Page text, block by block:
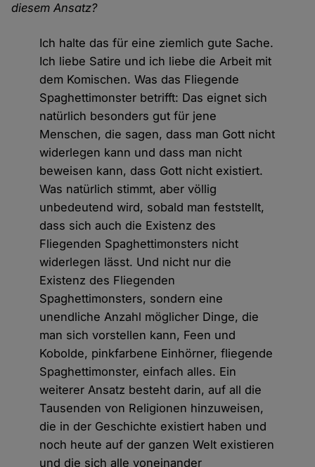
diesem Ansatz?
Ich halte das für eine ziemlich gute Sache.
Ich liebe Satire und ich liebe die Arbeit mit
dem Komischen. Was das Fliegende
Spaghettimonster betrifft: Das eignet sich
natürlich besonders gut für jene
Menschen, die sagen, dass man Gott nicht
widerlegen kann und dass man nicht
beweisen kann, dass Gott nicht existiert.
Was natürlich stimmt, aber völlig
unbedeutend wird, sobald man feststellt,
dass sich auch die Existenz des
Fliegenden Spaghettimonsters nicht
widerlegen lässt. Und nicht nur die
Existenz des Fliegenden
Spaghettimonsters, sondern eine
unendliche Anzahl möglicher Dinge, die
man sich vorstellen kann, Feen und
Kobolde, pinkfarbene Einhörner, fliegende
Spaghettimonster, einfach alles. Ein
weiterer Ansatz besteht darin, auf all die
Tausenden von Religionen hinzuweisen,
die in der Geschichte existiert haben und
noch heute auf der ganzen Welt existieren
und die sich alle voneinander